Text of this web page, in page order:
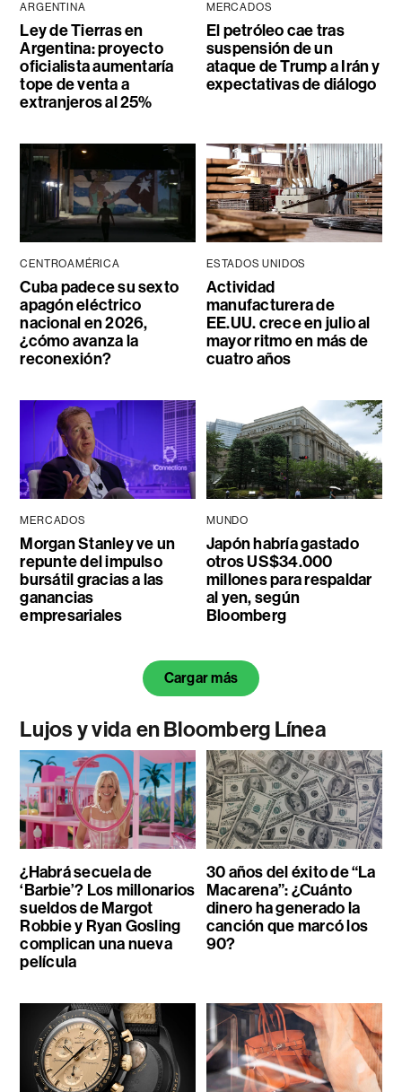
ARGENTINA
Ley de Tierras en
Argentina: proyecto
oficialista aumentaría
tope de venta a
extranjeros al 25%
MERCADOS
El petróleo cae tras
suspensión de un
ataque de Trump a Irán y
expectativas de diálogo
CENTROAMÉRICA
Cuba padece su sexto
apagón eléctrico
nacional en 2026,
¿cómo avanza la
reconexión?
ESTADOS UNIDOS
Actividad
manufacturera de
EE.UU. crece en julio al
mayor ritmo en más de
cuatro años
MERCADOS
Morgan Stanley ve un
repunte del impulso
bursátil gracias a las
ganancias
empresariales
MUNDO
Japón habría gastado
otros US$34.000
millones para respaldar
al yen, según
Bloomberg
Cargar más
Lujos y vida en Bloomberg Línea
¿Habrá secuela de
‘Barbie’? Los millonarios
sueldos de Margot
Robbie y Ryan Gosling
complican una nueva
película
30 años del éxito de “La
Macarena”: ¿Cuánto
dinero ha generado la
canción que marcó los
90?